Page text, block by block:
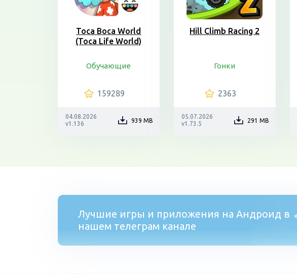
Toca Boca World
(Toca Life World)
Обучающие
159289
04.08.2026
v1.136
939 MB
Hill Climb Racing 2
Гонки
2363
05.07.2026
v1.73.5
291 MB
Лучшие игры и приложения на Андроид в
нашем телеграм канале